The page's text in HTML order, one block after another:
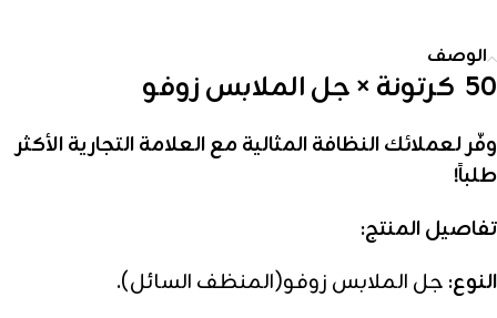
الوصف
50 كرتونة × جل الملابس زوفو
وفّر لعملائك النظافة المثالية مع العلامة التجارية الأكثر
طلباً!
تفاصيل المنتج:
النوع: جل الملابس زوفو(المنظف السائل).